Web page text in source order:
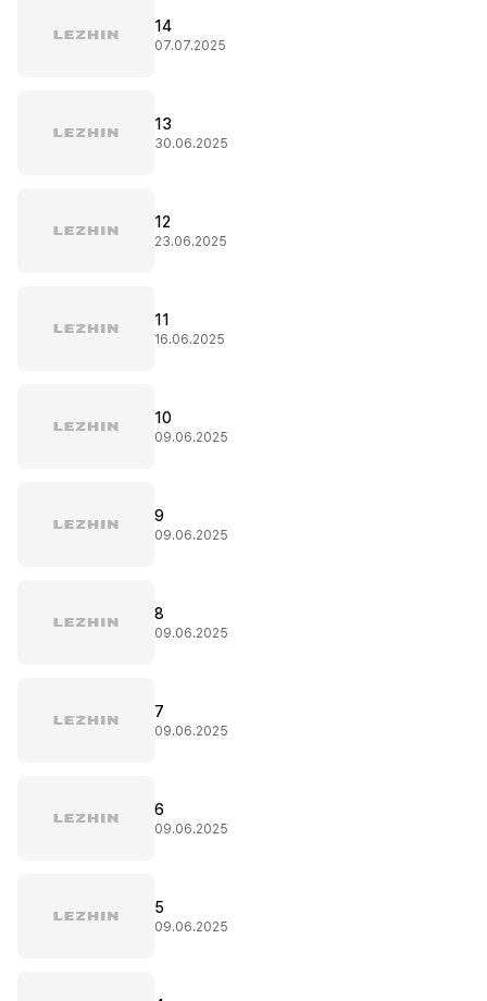
14
07.07.2025
13
30.06.2025
12
23.06.2025
11
16.06.2025
10
09.06.2025
9
09.06.2025
8
09.06.2025
7
09.06.2025
6
09.06.2025
5
09.06.2025